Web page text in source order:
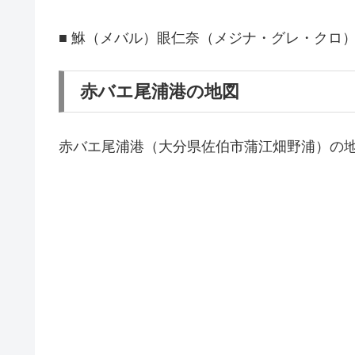
■ 鮴（メバル）眼仁奈（メジナ・グレ・クロ）
赤バエ尾浦港の地図
赤バエ尾浦港（大分県佐伯市蒲江畑野浦）の